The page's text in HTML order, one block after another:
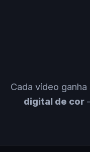
Cada vídeo
digital de cor